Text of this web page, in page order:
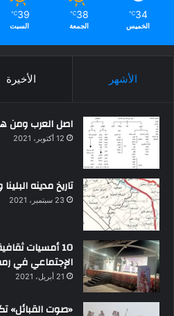
34
℃
الخميس
38
℃
الجمعة
39
℃
السبت
الأشهر الأخيرة
اصل العرب ومن
12 أكتوبر، 2021
تاريخ مدينه
23 سبتمبر، 2021
10 أمسيات
الإجتماعي في
21 أبريل، 2021
«صوت القبائل»